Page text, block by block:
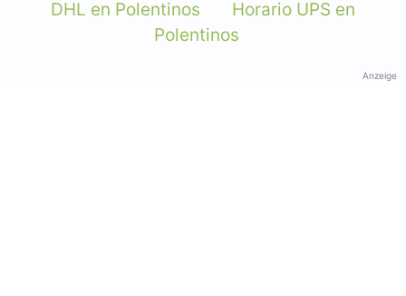
DHL en Polentinos
Horario UPS en
Polentinos
Anzeige